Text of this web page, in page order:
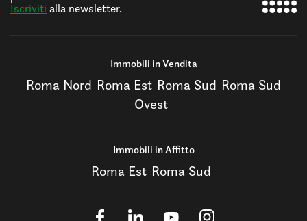
Iscriviti alla newsletter.
Immobili in Vendita
Roma Nord Roma Est Roma Sud Roma Sud
Ovest
Immobili in Affitto
Roma Est Roma Sud